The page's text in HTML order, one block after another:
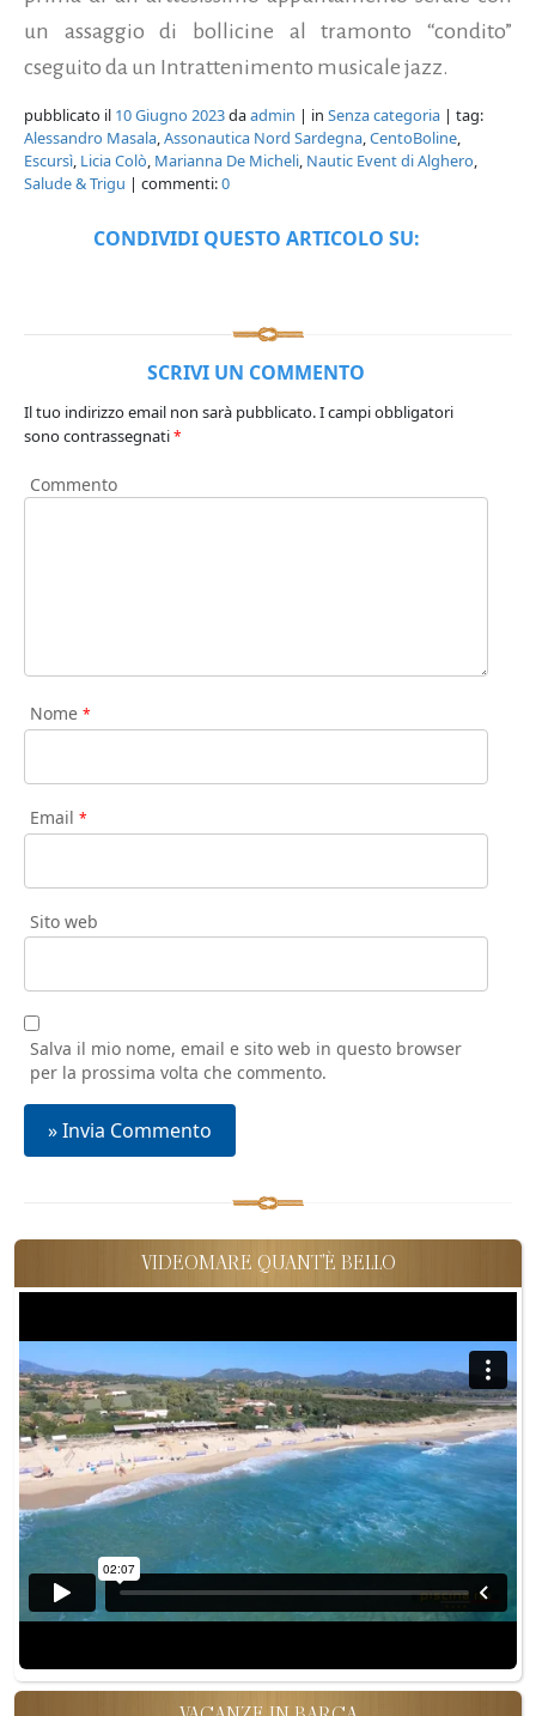
un assaggio di bollicine al tramonto “condito”
cseguito da un Intrattenimento musicale jazz.
pubblicato il 10 Giugno 2023daadmin | in Senza categoria | tag:
Alessandro Masala,Assonautica Nord Sardegna,CentoBoline,
Escursì, Licia Colò, Marianna De Micheli, Nautic Event di Alghero,
Salude & Trigu | commenti:0
CONDIVIDI QUESTO ARTICOLO SU:
SCRIVI UN COMMENTO
Il tuo indirizzo email non sarà pubblicato.I campi obbligatori
sono contrassegnati*
Commento
Nome *
Email *
Sito web
Salva il mio nome, email e sito web in questo browser
per la prossima volta che commento.
VIDEOMARE QUANT'È BELLO